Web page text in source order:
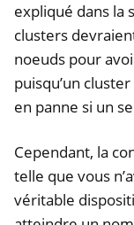
expliqué dans la
clusters
noeuds pour
puisqu’un
en panne si un
Cependant, la
telle que vous
véritable